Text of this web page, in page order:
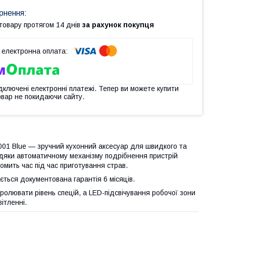
протягом 14 днів за рахунок покупця
електронні платежі. Тепер ви можете купити
не покидаючи сайту.
Blue — зручний кухонний аксесуар для швидкого та
автоматичному механізму подрібнення пристрій
час під час приготування страв.
документована гарантія 6 місяців.
рівень спецій, а LED-підсвічування робочої зони